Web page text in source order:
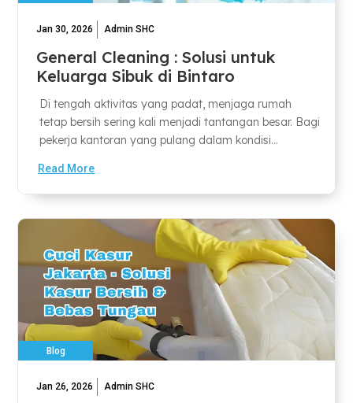
Jan 30, 2026 Admin SHC
General Cleaning : Solusi untuk
Keluarga Sibuk di Bintaro
Di tengah aktivitas yang padat, menjaga rumah
tetap bersih sering kali menjadi tantangan besar. Bagi
pekerja kantoran yang pulang dalam kondisi...
Read More
Blog
Jan 26, 2026 Admin SHC